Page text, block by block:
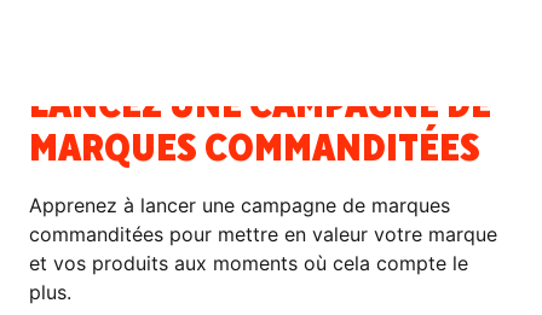
LANCEZ UNE CAMPAGNE DE
MARQUES COMMANDITÉES
Apprenez à lancer une campagne de marques
commanditées pour mettre en valeur votre marque
et vos produits aux moments où cela compte le
plus.